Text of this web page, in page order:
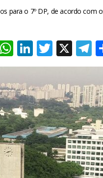
para o 7º DP, de acordo com
Facebook
WhatsApp
LinkedIn
Twitter
X